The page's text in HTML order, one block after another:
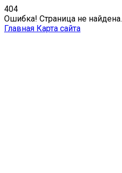
404
Ошибка! Страница не найдена.
Главная Карта сайта